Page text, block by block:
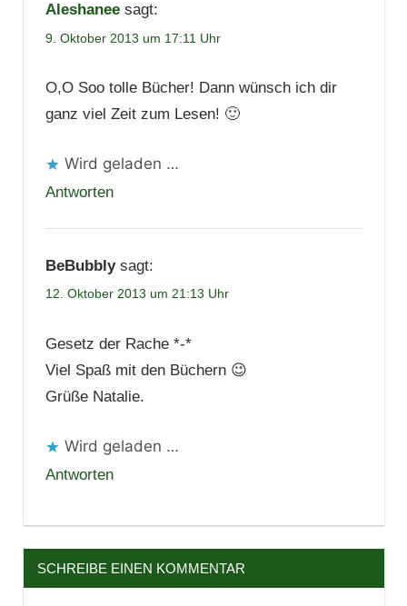
Aleshanee sagt:
9. Oktober 2013 um 17:11 Uhr
O,O Soo tolle Bücher! Dann wünsch ich dir
ganz viel Zeit zum Lesen! 🙂
Wird geladen …
Antworten
BeBubbly sagt:
12. Oktober 2013 um 21:13 Uhr
Gesetz der Rache *-*
Viel Spaß mit den Büchern 😉
Grüße Natalie.
Wird geladen …
Antworten
SCHREIBE EINEN KOMMENTAR